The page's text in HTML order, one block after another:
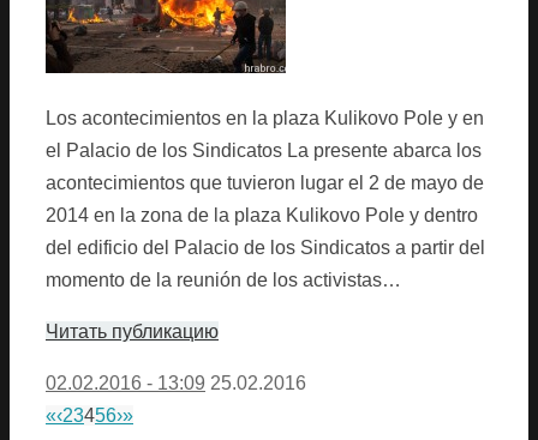
Los acontecimientos en la plaza Kulikovo Pole y en
el Palacio de los Sindicatos La presente abarca los
acontecimientos que tuvieron lugar el 2 de mayo de
2014 en la zona de la plaza Kulikovo Pole y dentro
del edificio del Palacio de los Sindicatos a partir del
momento de la reunión de los activistas…
Читать публикацию
02.02.2016 - 13:09 25.02.2016
«‹23456›»